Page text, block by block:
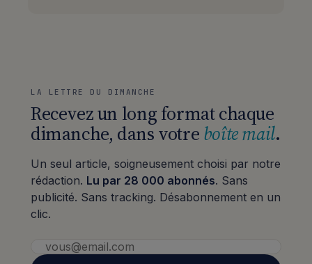
LA LETTRE DU DIMANCHE
Recevez un long format chaque
dimanche, dans votreboîte mail.
Un seul article, soigneusement choisi par notre
rédaction. Lu par 28 000 abonnés. Sans
publicité. Sans tracking. Désabonnement en un
clic.